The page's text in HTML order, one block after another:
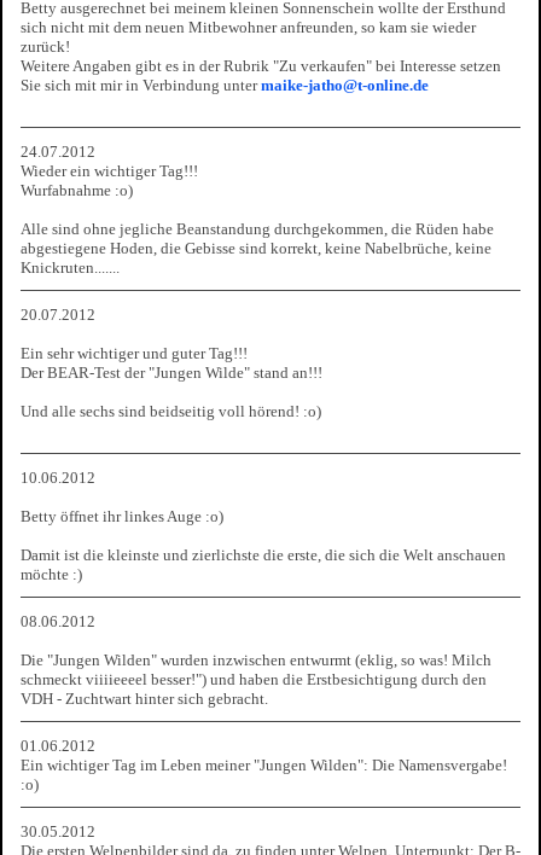
Betty ausgerechnet bei meinem kleinen Sonnenschein wollte der Ersthund
sich nicht mit dem neuen Mitbewohner anfreunden, so kam sie wieder
zurück!
Weitere Angaben gibt es in der Rubrik "Zu verkaufen" bei Interesse setzen
Sie sich mit mir in Verbindung untermaike-jatho@t-online.de
24.07.2012
Wieder ein wichtiger Tag!!!
Wurfabnahme :o)
Alle sind ohne jegliche Beanstandung durchgekommen, die Rüden habe
abgestiegene Hoden, die Gebisse sind korrekt, keine Nabelbrüche, keine
Knickruten.......
20.07.2012
Ein sehr wichtiger und guter Tag!!!
Der BEAR-Test der "Jungen Wilde" stand an!!!
Und alle sechs sind beidseitig voll hörend! :o)
10.06.2012
Betty öffnet ihr linkes Auge :o)
Damit ist die kleinste und zierlichste die erste, die sich die Welt anschauen
möchte :)
08.06.2012
Die "Jungen Wilden" wurden inzwischen entwurmt (eklig, so was! Milch
schmeckt viiiieeeel besser!") und haben die Erstbesichtigung durch den
VDH - Zuchtwart hinter sich gebracht.
01.06.2012
Ein wichtiger Tag im Leben meiner "Jungen Wilden": Die Namensvergabe!
:o)
30.05.2012
Die ersten Welpenbilder sind da, zu finden unter Welpen, Unterpunkt: Der B-